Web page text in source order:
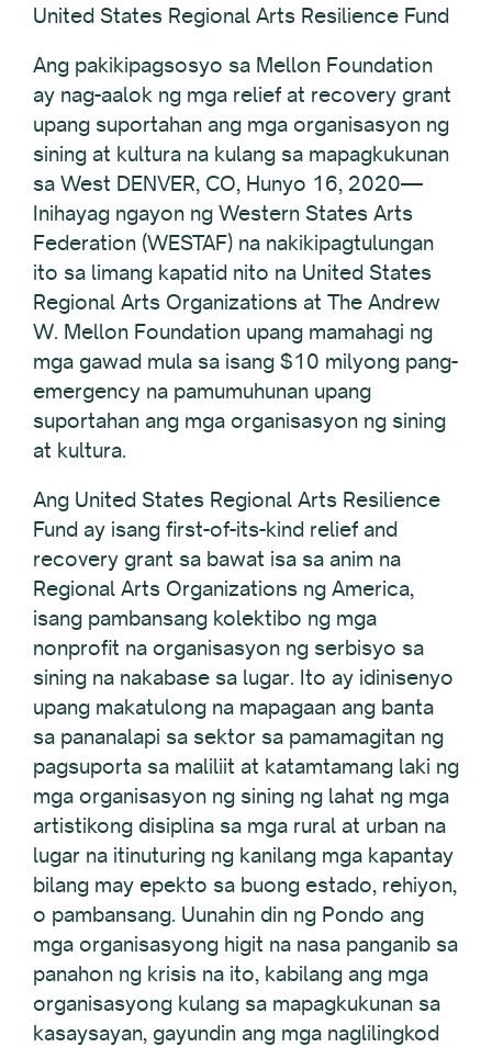
United States Regional Arts Resilience Fund
Ang pakikipagsosyo sa Mellon Foundation
ay nag-aalok ng mga relief at recovery grant
upang suportahan ang mga organisasyon ng
sining at kultura na kulang sa mapagkukunan
sa West DENVER, CO, Hunyo 16, 2020—
Inihayag ngayon ng Western States Arts
Federation (WESTAF) na nakikipagtulungan
ito sa limang kapatid nito na United States
Regional Arts Organizations at The Andrew
W. Mellon Foundation upang mamahagi ng
mga gawad mula sa isang $10 milyong pang-
emergency na pamumuhunan upang
suportahan ang mga organisasyon ng sining
at kultura.
Ang United States Regional Arts Resilience
Fund ay isang first-of-its-kind relief and
recovery grant sa bawat isa sa anim na
Regional Arts Organizations ng America,
isang pambansang kolektibo ng mga
nonprofit na organisasyon ng serbisyo sa
sining na nakabase sa lugar. Ito ay idinisenyo
upang makatulong na mapagaan ang banta
sa pananalapi sa sektor sa pamamagitan ng
pagsuporta sa maliliit at katamtamang laki ng
mga organisasyon ng sining ng lahat ng mga
artistikong disiplina sa mga rural at urban na
lugar na itinuturing ng kanilang mga kapantay
bilang may epekto sa buong estado, rehiyon,
o pambansang. Uunahin din ng Pondo ang
mga organisasyong higit na nasa panganib sa
panahon ng krisis na ito, kabilang ang mga
organisasyong kulang sa mapagkukunan sa
kasaysayan, gayundin ang mga naglilingkod